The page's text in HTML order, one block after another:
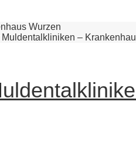
Wurzen
–